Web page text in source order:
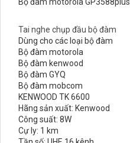
Tai nghe chụp đầu bộ đàm
Dùng cho các loại bộ đàm
Bộ đàm motorola
Bộ đàm kenwood
Bộ đàm GYQ
Bộ đàm mobcom
KENWOOD TK 6600
Hãng sản xuất: Kenwood
Công suất: 8W
Cự ly: 1 km